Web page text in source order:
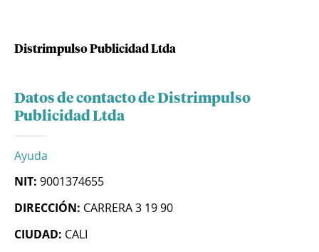
Distrimpulso Publicidad Ltda
Datos de contacto de Distrimpulso
Publicidad Ltda
Ayuda
NIT: 9001374655
DIRECCIÓN: CARRERA 3 19 90
CIUDAD: CALI